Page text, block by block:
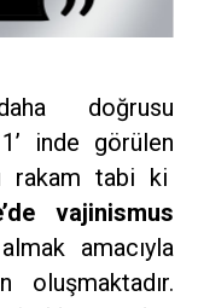
doğrusu
inde görülen
rakam tabi ki
vajinismus
amacıyla
oluşmaktadır.